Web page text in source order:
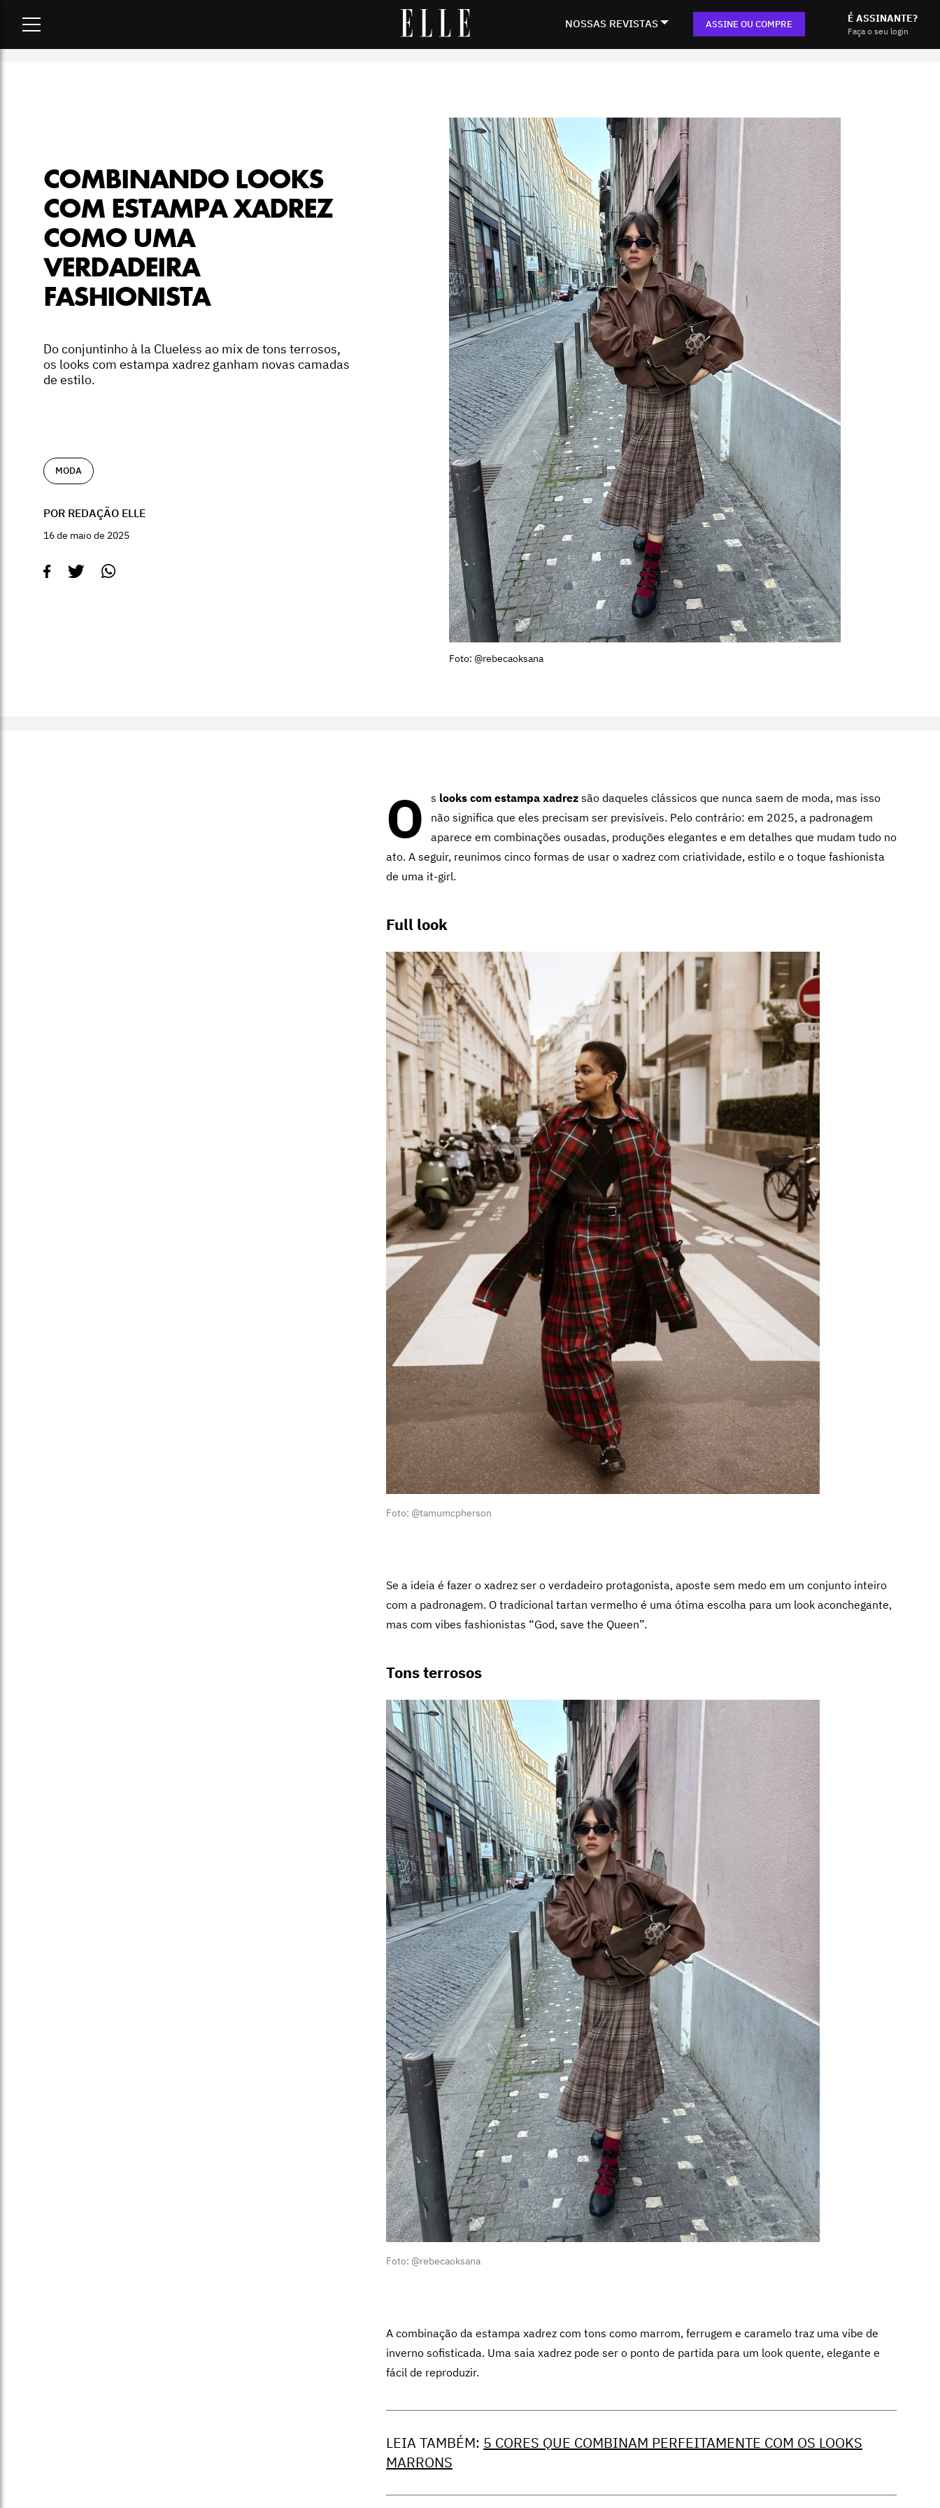
NOSSAS REVISTAS ASSINE OU COMPRE É ASSINANTE?
Faça o seu login
Combinando looks com estampa xadrez como uma verdadeira fashionista
COMBINANDO LOOKS
COM ESTAMPA XADREZ
COMO UMA
VERDADEIRA
FASHIONISTA
Do conjuntinho à la Clueless ao mix de tons terrosos,
os looks com estampa xadrez ganham novas camadas
de estilo.
MODA
POR REDAÇÃO ELLE
16 de maio de 2025
Foto: @rebecaoksana
O s looks com estampa xadrez são daqueles clássicos que nunca saem de moda, mas isso
não significa que eles precisam ser previsíveis. Pelo contrário: em 2025, a padronagem
aparece em combinações ousadas, produções elegantes e em detalhes que mudam tudo no
ato. A seguir, reunimos cinco formas de usar o xadrez com criatividade, estilo e o toque fashionista
de uma it-girl.
Full look
Foto: @tamumcpherson
Se a ideia é fazer o xadrez ser o verdadeiro protagonista, aposte sem medo em um conjunto inteiro
com a padronagem. O tradicional tartan vermelho é uma ótima escolha para um look aconchegante,
mas com vibes fashionistas “God, save the Queen”.
Tons terrosos
Foto: @rebecaoksana
A combinação da estampa xadrez com tons como marrom, ferrugem e caramelo traz uma vibe de
inverno sofisticada. Uma saia xadrez pode ser o ponto de partida para um look quente, elegante e
fácil de reproduzir.
LEIA TAMBÉM: 5 CORES QUE COMBINAM PERFEITAMENTE COM OS LOOKS
MARRONS